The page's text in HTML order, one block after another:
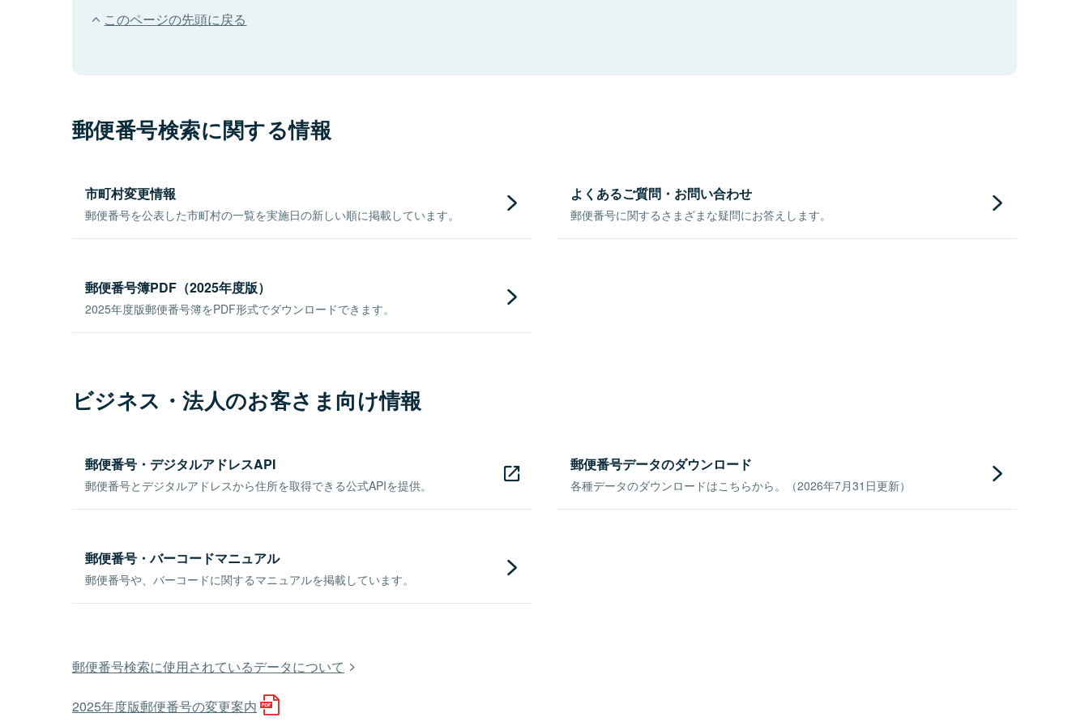
このページの先頭に戻る
郵便番号検索に関する情報
市町村変更情報
郵便番号を公表した市町村の一覧を実施日の新しい順に掲載しています。
よくあるご質問・お問い合わせ
郵便番号に関するさまざまな疑問にお答えします。
郵便番号簿PDF（2025年度版）
2025年度版郵便番号簿をPDF形式でダウンロードできます。
ビジネス・法人のお客さま向け情報
郵便番号・デジタルアドレスAPI
郵便番号とデジタルアドレスから住所を取得できる公式APIを提供。
郵便番号データのダウンロード
各種データのダウンロードはこちらから。（2026年7月31日更新）
郵便番号・バーコードマニュアル
郵便番号や、バーコードに関するマニュアルを掲載しています。
郵便番号検索に使用されているデータについて
2025年度版郵便番号の変更案内